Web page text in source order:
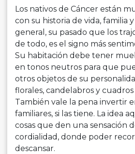
Los nativos de Cáncer están
con su historia de vida, familia
general, su pasado que los
de todo, es el signo más
Su habitación debe tener
en tonos neutros para que
otros objetos de su
florales, candelabros y cuadros
También vale la pena invertir
familiares, si las tiene. La idea
cosas que den una sensación
cordialidad, donde poder
descansar.